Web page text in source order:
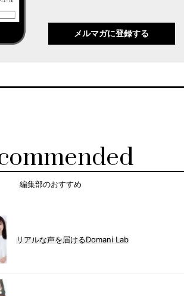
メルマガに登録する
編集部のおすすめ
リアルな声を届けるDomani Lab